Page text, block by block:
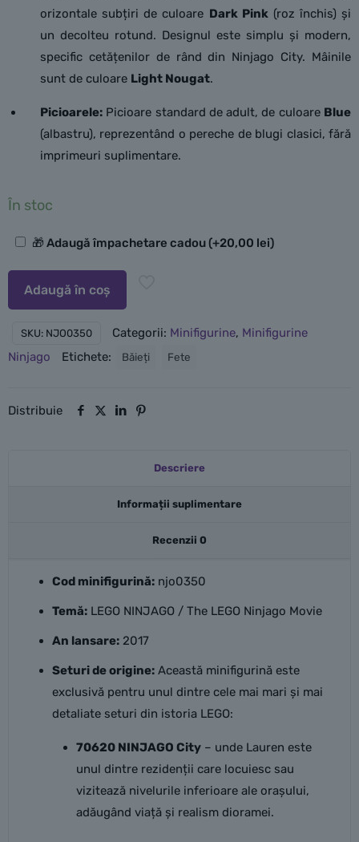
orizontale subțiri de culoare Dark Pink(roz închis) și
un decolteu rotund. Designul este simplu și modern,
specific cetățenilor de rând din Ninjago City. Mâinile
sunt de culoare Light Nougat.
Picioarele: Picioare standard de adult, de culoare Blue
(albastru), reprezentând o pereche de blugi clasici, fără
imprimeuri suplimentare.
În stoc
Opțiuni🎁 Adaugă împachetare cadou(+20,00 lei)
Adaugă în coș
SKU: NJO0350 Categorii: Minifigurine, Minifigurine
Ninjago
Etichete: Băieți Fete
Distribuie
Descriere
Informații suplimentare
Recenzii 0
Cod minifigurină:njo0350
Temă:LEGO NINJAGO / The LEGO Ninjago Movie
An lansare:2017
Seturi de origine:Această minifigurină este
exclusivă pentru unul dintre cele mai mari și mai
detaliate seturi din istoria LEGO:
70620 NINJAGO City– unde Lauren este
unul dintre rezidenții care locuiesc sau
vizitează nivelurile inferioare ale orașului,
adăugând viață și realism dioramei.